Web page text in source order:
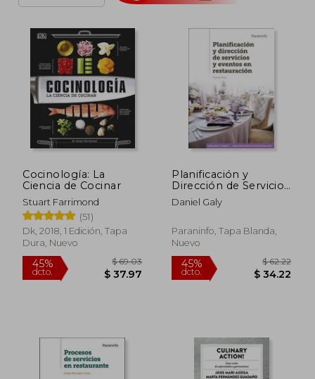
Cocinología: La
Ciencia de Cocinar
Stuart Farrimond
(51)
Dk, 2018, 1 Edición, Tapa
Dura, Nuevo
Planificación y
Dirección de Servicios
y Eventos en
Restauración
Daniel Galy
Paraninfo, Tapa Blanda,
Nuevo
45%
dcto.